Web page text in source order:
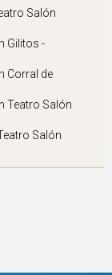
Salón
Gilitos -
Corral de
Teatro Salón
Salón